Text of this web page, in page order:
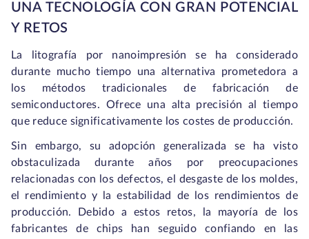
UNA TECNOLOGÍA CON GRAN POTENCIAL
Y RETOS
La litografía por nanoimpresión se ha considerado
durante mucho tiempo una alternativa prometedora a
los métodos tradicionales de fabricación de
semiconductores. Ofrece una alta precisión al tiempo
que reduce significativamente los costes de producción.
Sin embargo, su adopción generalizada se ha visto
obstaculizada durante años por preocupaciones
relacionadas con los defectos, el desgaste de los moldes,
el rendimiento y la estabilidad de los rendimientos de
producción. Debido a estos retos, la mayoría de los
fabricantes de chips han seguido confiando en las